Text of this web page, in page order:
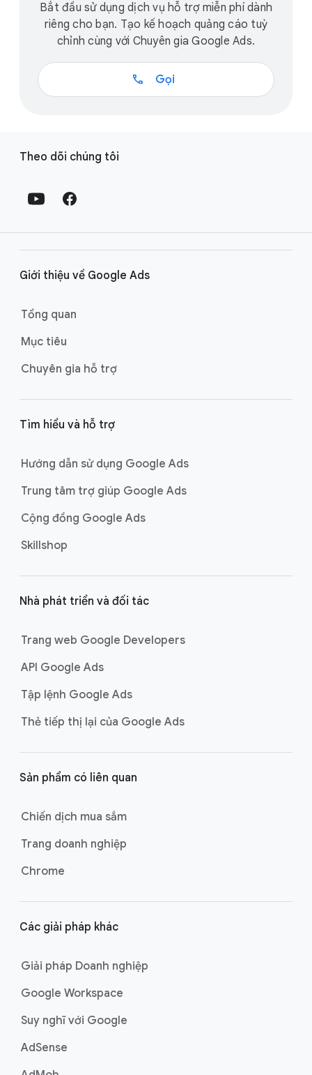
Bắt đầu sử dụng dịch vụ hỗ trợ miễn phí dành
riêng cho bạn. Tạo kế hoạch quảng cáo tuỳ
chỉnh cùng với Chuyên gia Google Ads.
call Gọi
l
Theo dõi chúng tôi
Giới thiệu về Google Ads
Tổng quan
Mục tiêu
Chuyên gia hỗ trợ
Tìm hiểu và hỗ trợ
Hướng dẫn sử dụng Google Ads
Trung tâm trợ giúp Google Ads
Cộng đồng Google Ads
Skillshop
Nhà phát triển và đối tác
Trang web Google Developers
API Google Ads
Tập lệnh Google Ads
Thẻ tiếp thị lại của Google Ads
Sản phẩm có liên quan
Chiến dịch mua sắm
Trang doanh nghiệp
Chrome
Các giải pháp khác
Giải pháp Doanh nghiệp
Google Workspace
Suy nghĩ với Google
AdSense